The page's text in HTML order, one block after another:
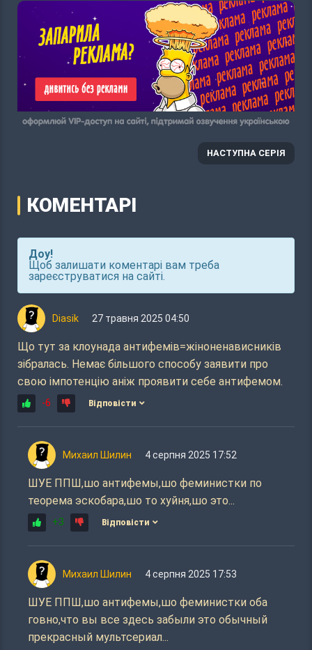
НАСТУПНА СЕРІЯ
КОМЕНТАРІ
Доу!
Щоб залишати коментарі вам треба
зареєструватися на сайті.
Diasik 27 травня 2025 04:50
Що тут за клоунада антифемів=жіноненависників
зібралась. Немає більшого способу заявити про
свою імпотенцію аніж проявити себе антифемом.
-6 Відповісти
Михаил Шилин 4 серпня 2025 17:52
ШУЕ ППШ,шо антифемы,шо феминистки по
теорема эскобара,шо то хуйня,шо это...
+3 Відповісти
Михаил Шилин 4 серпня 2025 17:53
ШУЕ ППШ,шо антифемы,шо феминистки оба
говно,что вы все здесь забыли это обычный
прекрасный мультсериал...